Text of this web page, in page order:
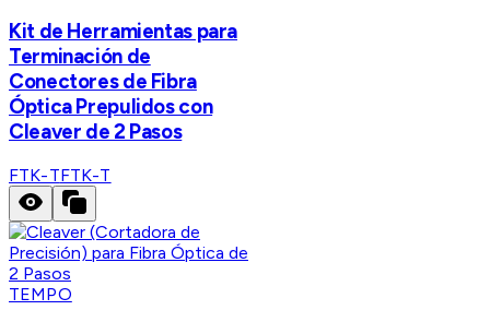
Kit de Herramientas para
Terminación de
Conectores de Fibra
Óptica Prepulidos con
Cleaver de 2 Pasos
FTK-TFTK-T
TEMPO